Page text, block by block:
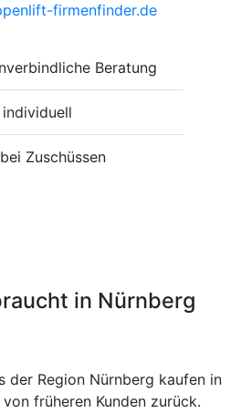
firmenfinder.de
Beratung
Zuschüssen
in Nürnberg
der Region Nürnberg kaufen in
früheren Kunden zurück.